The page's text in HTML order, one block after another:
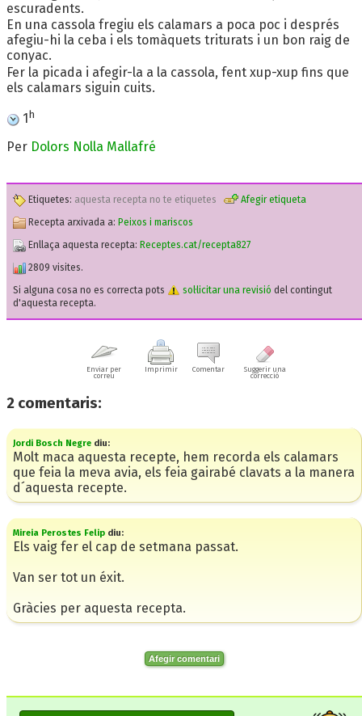
escuradents.
En una cassola fregiu els calamars a poca poc i després
afegiu-hi la ceba i els tomàquets triturats i un bon raig de
conyac.
Fer la picada i afegir-la a la cassola, fent xup-xup fins que
els calamars siguin cuits.
1h
Per Dolors Nolla Mallafré
Etiquetes: aquesta recepta no te etiquetes
Afegir etiqueta
Recepta arxivada a: Peixos i mariscos
Enllaça aquesta recepta: Receptes.cat/recepta827
2809 visites.
Si alguna cosa no es correcta pots
sol·licitar una revisió del contingut
d'aquesta recepta.
Enviar per
correu
Imprimir Comentar
Suggerir una
correcció
2 comentaris:
Jordi Bosch Negre diu:
Molt maca aquesta recepte, hem recorda els calamars
que feia la meva avia, els feia gairabé clavats a la manera
d´aquesta recepte.
Mireia Perostes Felip diu:
Els vaig fer el cap de setmana passat.
Van ser tot un éxit.
Gràcies per aquesta recepta.
Afegir comentari